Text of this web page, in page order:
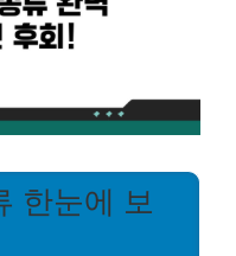
한눈에 보